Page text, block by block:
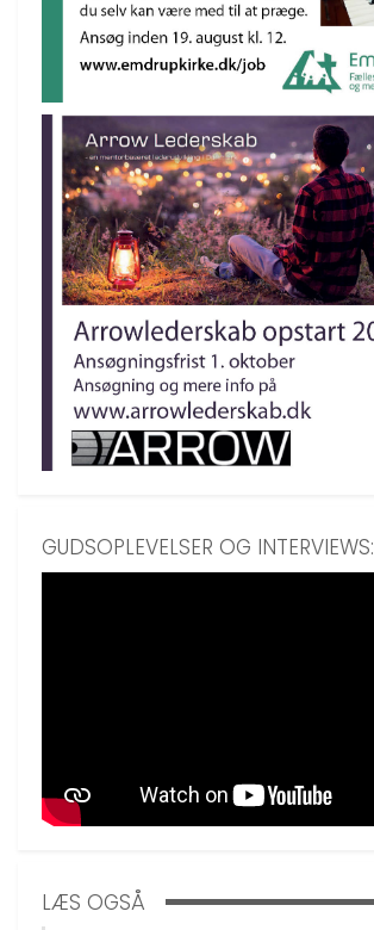
GUDSOPLEVELSER OG INTERVIEWS:
LÆS OGSÅ